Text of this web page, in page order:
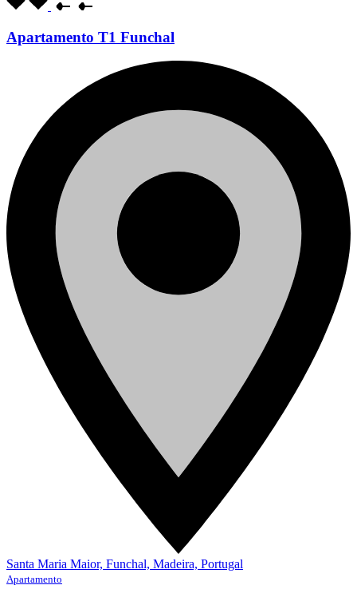
Apartamento T1 Funchal
Santa Maria Maior, Funchal, Madeira, Portugal
Apartamento